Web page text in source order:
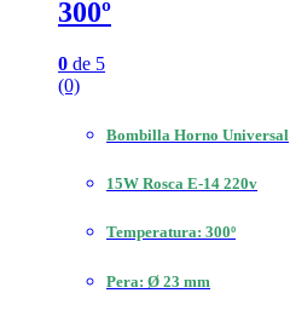
300º
0 de 5
(0)
Bombilla Horno Universal
15W Rosca E-14 220v
Temperatura: 300º
Pera: Ø 23 mm